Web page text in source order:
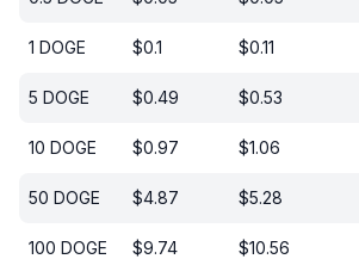
1 DOGE $0.1 $0.11
5 DOGE $0.49 $0.53
10 DOGE $0.97 $1.06
50 DOGE $4.87 $5.28
100 DOGE $9.74 $10.56